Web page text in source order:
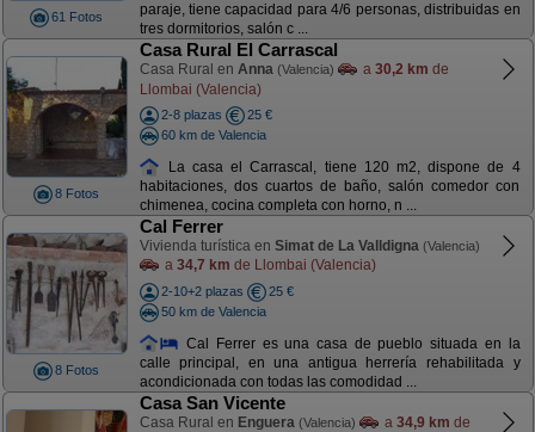
61 Fotos
paraje, tiene capacidad para 4/6 personas, distribuidas en
tres dormitorios, salón c ...
8 Fotos
Casa Rural El Carrascal
Casa Rural en Anna (Valencia) a 30,2 km de
Llombai (Valencia)
2-8 plazas
25 €
60 km de Valencia
La casa el Carrascal, tiene 120 m2, dispone de 4
habitaciones, dos cuartos de baño, salón comedor con
chimenea, cocina completa con horno, n ...
8 Fotos
Cal Ferrer
Vivienda turística en Simat de La Valldigna (Valencia)
a 34,7 km de Llombai (Valencia)
2-10+2 plazas
25 €
50 km de Valencia
Cal Ferrer es una casa de pueblo situada en la
calle principal, en una antigua herrería rehabilitada y
acondicionada con todas las comodidad ...
Casa San Vicente
Casa Rural en Enguera (Valencia) a 34,9 km de